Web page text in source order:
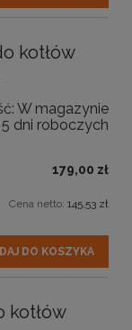
kotłów
W magazynie
5 dni roboczych
179,00 zł
Cena netto: 145,53 zł
DO KOSZYKA
kotłów